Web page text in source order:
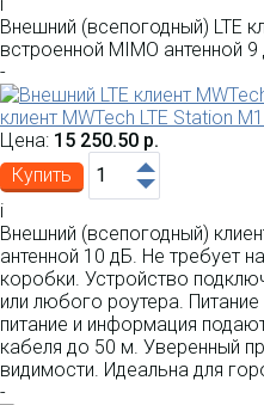
Внешний (всепогодный) LTE
встроенной MIMO антенной 9
-
клиент MWTech LTE Station
Цена: 15 250.50 р.
Купить
i
Внешний (всепогодный)
антенной 10 дБ. Не требует
коробки. Устройство
или любого роутера.
питание и информация
кабеля до 50 м. Уверенный
видимости. Идеальна для
-